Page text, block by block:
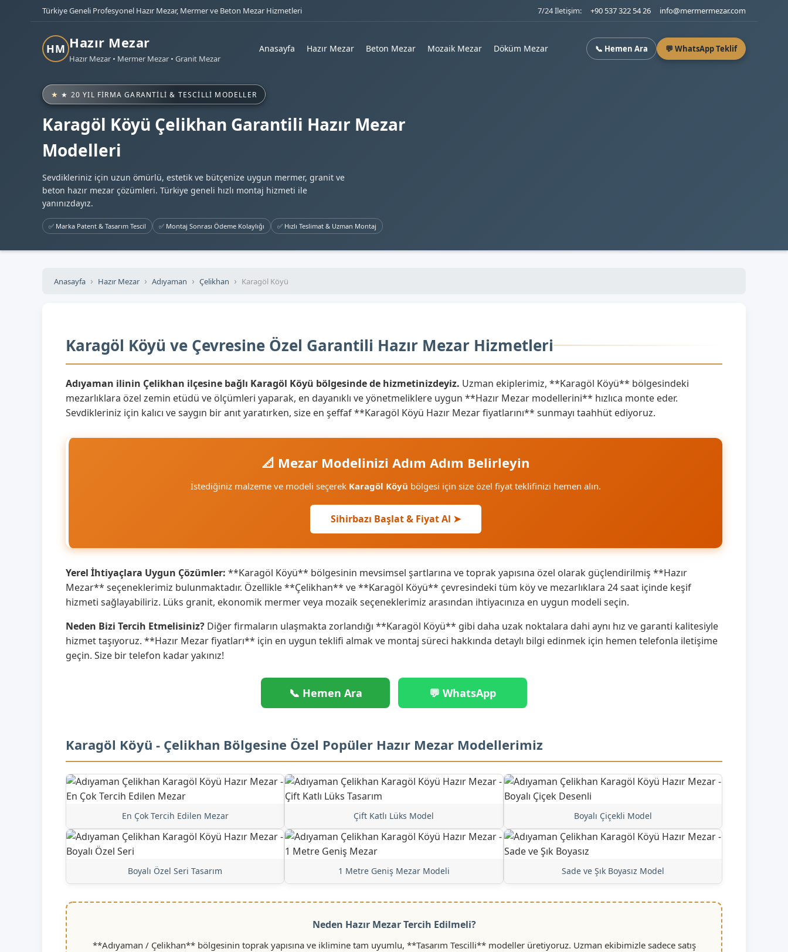
Türkiye Geneli Profesyonel Hazır Mezar, Mermer ve Beton Mezar Hizmetleri 7/24 İletişim: +90 537 322 54 26 info@mermermezar.com
HM Hazır Mezar
Hazır Mezar • Mermer Mezar • Granit Mezar
Anasayfa Hazır Mezar Beton Mezar Mozaik Mezar Döküm Mezar 📞 Hemen Ara 💬 WhatsApp Teklif
★ 20 YIL FIRMA GARANTILI & TESCILLI MODELLER
Karagöl Köyü Çelikhan Garantili Hazır Mezar
Modelleri
Sevdikleriniz için uzun ömürlü, estetik ve bütçenize uygun mermer, granit ve
beton hazır mezar çözümleri. Türkiye geneli hızlı montaj hizmeti ile
yanınızdayız.
✅ Marka Patent & Tasarım Tescil ✅ Montaj Sonrası Ödeme Kolaylığı ✅ Hızlı Teslimat & Uzman Montaj
Anasayfa Hazır Mezar Adıyaman Çelikhan Karagöl Köyü
Karagöl Köyü ve Çevresine Özel Garantili Hazır Mezar Hizmetleri
Adıyaman ilinin Çelikhan ilçesine bağlı Karagöl Köyü bölgesinde de hizmetinizdeyiz. Uzman ekiplerimiz, **Karagöl Köyü** bölgesindeki
mezarlıklara özel zemin etüdü ve ölçümleri yaparak, en dayanıklı ve yönetmeliklere uygun **Hazır Mezar modellerini** hızlıca monte eder.
Sevdikleriniz için kalıcı ve saygın bir anıt yaratırken, size en şeffaf **Karagöl Köyü Hazır Mezar fiyatlarını** sunmayı taahhüt ediyoruz.
📐 Mezar Modelinizi Adım Adım Belirleyin
İstediğiniz malzeme ve modeli seçerek Karagöl Köyü bölgesi için size özel fiyat teklifinizi hemen alın.
Sihirbazı Başlat & Fiyat Al ➤
Yerel İhtiyaçlara Uygun Çözümler: **Karagöl Köyü** bölgesinin mevsimsel şartlarına ve toprak yapısına özel olarak güçlendirilmiş **Hazır
Mezar** seçeneklerimiz bulunmaktadır. Özellikle **Çelikhan** ve **Karagöl Köyü** çevresindeki tüm köy ve mezarlıklara 24 saat içinde keşif
hizmeti sağlayabiliriz. Lüks granit, ekonomik mermer veya mozaik seçeneklerimiz arasından ihtiyacınıza en uygun modeli seçin.
Neden Bizi Tercih Etmelisiniz? Diğer firmaların ulaşmakta zorlandığı **Karagöl Köyü** gibi daha uzak noktalara dahi aynı hız ve garanti kalitesiyle
hizmet taşıyoruz. **Hazır Mezar fiyatları** için en uygun teklifi almak ve montaj süreci hakkında detaylı bilgi edinmek için hemen telefonla iletişime
geçin. Size bir telefon kadar yakınız!
📞 Hemen Ara 💬 WhatsApp
Karagöl Köyü - Çelikhan Bölgesine Özel Popüler Hazır Mezar Modellerimiz
En Çok Tercih Edilen Mezar Çift Katlı Lüks Model Boyalı Çiçekli Model
Boyalı Özel Seri Tasarım 1 Metre Geniş Mezar Modeli Sade ve Şık Boyasız Model
Neden Hazır Mezar Tercih Edilmeli?
**Adıyaman / Çelikhan** bölgesinin toprak yapısına ve iklimine tam uyumlu, **Tasarım Tescilli** modeller üretiyoruz. Uzman ekibimizle sadece satış